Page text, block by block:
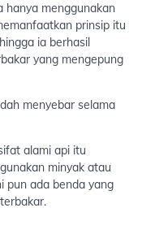
hanya menggunakan
prinsip itu
ia berhasil
yang mengepung
menyebar selama
alami api itu
minyak atau
pun ada benda yang